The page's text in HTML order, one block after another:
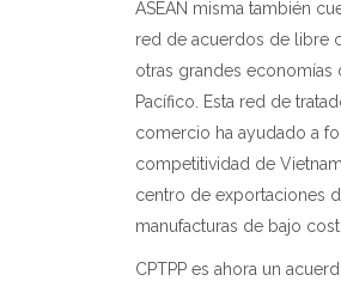
ASEAN misma también
red de acuerdos de libre
otras grandes economías
Pacífico. Esta red de
comercio ha ayudado a
competitividad de
centro de exportaciones
manufacturas de bajo
CPTPP es ahora un